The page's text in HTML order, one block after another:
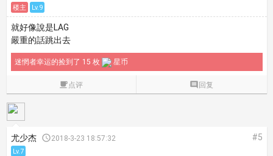
楼主 Lv.9
就好像說是LAG
嚴重的話跳出去
迷惘者幸运的捡到了 15 枚 星币
点评  回复
尤少杰 2018-3-23 18:57:32 #5
Lv.7